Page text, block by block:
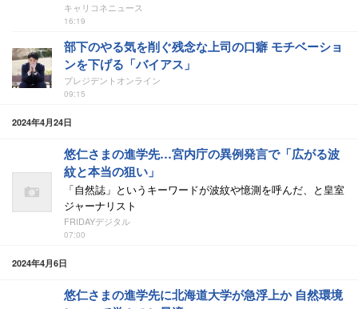
キャリコネニュース
16:19
部下のやる気を削ぐ残念な上司の口癖 モチベーショ
ンを下げる「バイアス」
プレジデントオンライン
09:15
2024年4月24日
悠仁さまの進学先…宮内庁の異例発言で「広がる波
紋と本当の狙い」
「自然誌」というキーワードが波紋や憶測を呼んだ、と皇室
ジャーナリスト
FRIDAYデジタル
07:00
2024年4月6日
悠仁さまの進学先に北海道大学が急浮上か 自然環境